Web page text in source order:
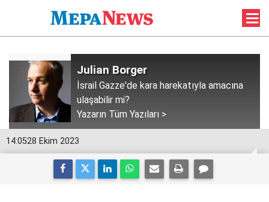
Julian Borger
İsrail Gazze'de kara harekatıyla amacına
ulaşabilir mi?
Yazarın Tüm Yazıları >
14:0528 Ekim 2023